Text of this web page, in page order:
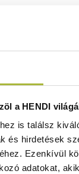
a HENDI
is találsz
és hirdetések
Ezenkívül
adatokat,